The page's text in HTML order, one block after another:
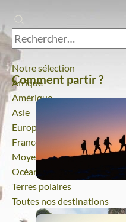
Notre sélection
Afrique
Amérique
Asie
Europe
France
Moyen-Orient
Océanie
Terres polaires
Toutes nos destinations
Comment partir ?